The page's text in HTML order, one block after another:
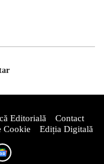
Editorială
Contact
Cookie Ediția Digitală